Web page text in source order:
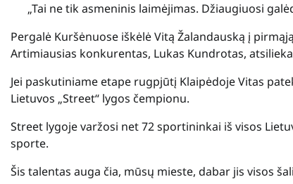
„Tai ne tik asmeninis laimėjimas. Džiaugiuosi
Pergalė Kuršėnuose iškėlė Vitą Žalandauską į
Artimiausias konkurentas, Lukas Kundrotas,
Jei paskutiniame etape rugpjūtį Klaipėdoje Vitas
Lietuvos „Street“ lygos čempionu.
Street lygoje varžosi net 72 sportininkai iš visos
sporte.
Šis talentas auga čia, mūsų mieste, dabar jis visos